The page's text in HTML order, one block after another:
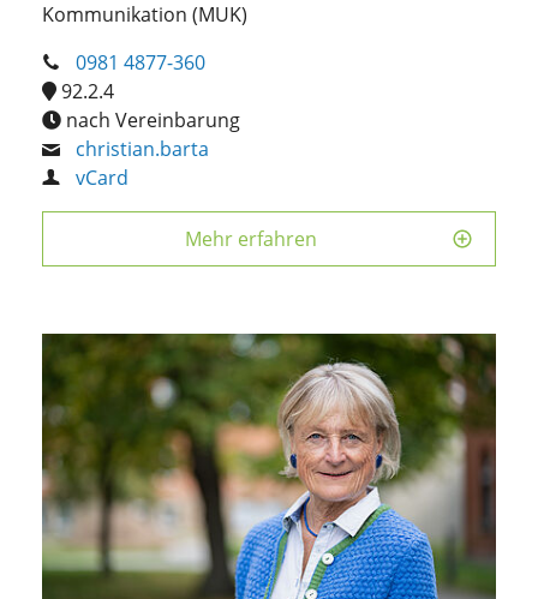
Kommunikation (MUK)
0981 4877-360
92.2.4
nach Vereinbarung
christian.barta
vCard
Mehr erfahren